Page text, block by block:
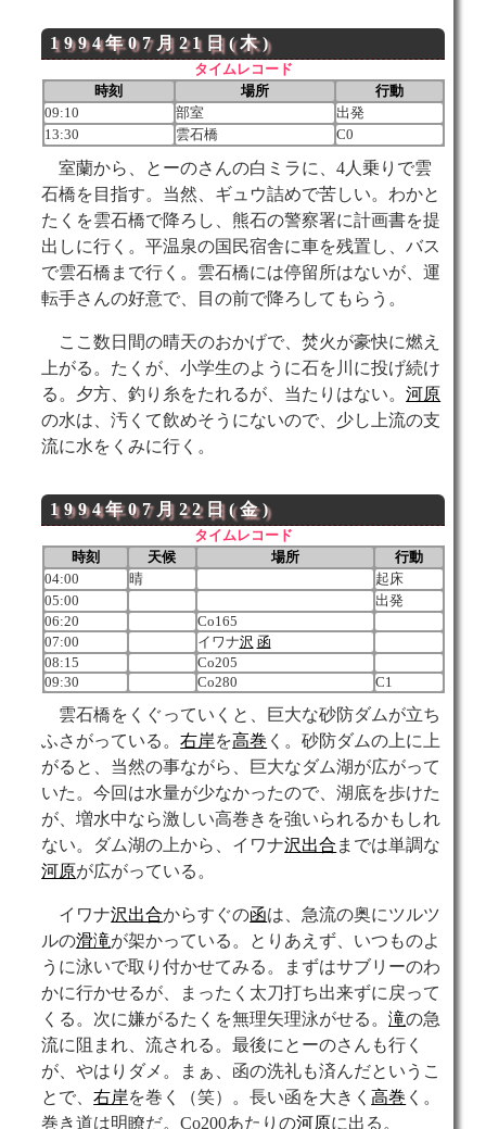
1994年07月21日(木)
タイムレコード
時刻
場所
行動
09:10
部室
出発
13:30
雲石橋 C0
室蘭から、とーのさんの白ミラに、4人乗りで雲
石橋を目指す。当然、ギュウ詰めで苦しい。わかと
たくを雲石橋で降ろし、熊石の警察署に計画書を提
出しに行く。平温泉の国民宿舎に車を残置し、バス
で雲石橋まで行く。雲石橋には停留所はないが、運
転手さんの好意で、目の前で降ろしてもらう。
ここ数日間の晴天のおかげで、焚火が豪快に燃え
上がる。たくが、小学生のように石を川に投げ続け
る。夕方、釣り糸をたれるが、当たりはない。河原
の水は、汚くて飲めそうにないので、少し上流の支
流に水をくみに行く。
1994年07月22日(金)
タイムレコード
時刻
天候 場所
行動
04:00
晴
起床
05:00
出発
06:20
Co165
07:00
イワナ沢 函
08:15
Co205
09:30
Co280 C1
雲石橋をくぐっていくと、巨大な砂防ダムが立ち
ふさがっている。右岸を高巻 く。砂防ダムの上に上
がると、当然の事ながら、巨大なダム湖が広がって
いた。今回は水量が少なかったので、湖底を歩けた
が、増水中なら激しい高巻きを強いられるかもしれ
ない。ダム湖の上から、イワナ沢出合 までは単調な
河原が広がっている。
イワナ沢出合からすぐの函は、急流の奥にツルツ
ルの滑滝が架かっている。とりあえず、いつものよ
うに泳いで取り付かせてみる。まずはサブリーのわ
かに行かせるが、まったく太刀打ち出来ずに戻って
くる。次に嫌がるたくを無理矢理泳がせる。滝の急
流に阻まれ、流される。最後にとーのさんも行く
が、やはりダメ。まぁ、函の洗礼も済んだというこ
とで、右岸を巻く（笑）。長い函を大きく高巻 く。
巻き道は明瞭だ。Co200あたりの河原に出る。